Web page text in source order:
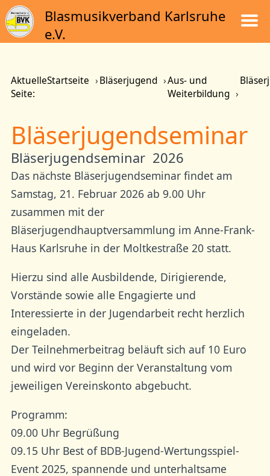
Blasmusikverband Karlsruhe
e.V.
Aktuelle
Seite:
Startseite Bläserjugend
Aus- und
Weiterbildung
Bläserjugendseminar
Bläserjugendseminar 2026
Das nächste Bläserjugendseminar findet am
Samstag, 21. Februar 2026 ab 9.00 Uhr
zusammen mit der
Bläserjugendhauptversammlung im Anne-Frank-
Haus Karlsruhe in der Moltkestraße 20 statt.
Hierzu sind alle Ausbildende, Dirigierende,
Vorstände sowie alle Engagierte und
Interessierte in der Jugendarbeit recht herzlich
eingeladen.
Der Teilnehmerbeitrag beläuft sich auf 10 Euro
und wird vor Beginn der Veranstaltung vom
jeweiligen Vereinskonto abgebucht.
Programm:
09.00 Uhr Begrüßung
09.15 Uhr Best of BDB-Jugend-Wertungsspiel-
Event 2025, spannende und unterhaltsame